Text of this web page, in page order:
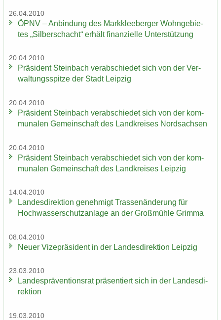
26.04.2010
ÖPNV – An­bin­dung des Mark­klee­ber­ger Wohn­ge­bie­
tes „Sil­ber­schacht“ er­hält fi­nan­zi­el­le Un­ter­stüt­zung
20.04.2010
Prä­si­dent Stein­bach ver­ab­schie­det sich von der Ver­
wal­tungs­spit­ze der Stadt Leip­zig
20.04.2010
Prä­si­dent Stein­bach ver­ab­schie­det sich von der kom­
mu­na­len Ge­mein­schaft des Land­krei­ses Nord­sach­sen
20.04.2010
Prä­si­dent Stein­bach ver­ab­schie­det sich von der kom­
mu­na­len Ge­mein­schaft des Land­krei­ses Leip­zig
14.04.2010
Lan­des­di­rek­ti­on ge­neh­migt Tras­sen­än­de­rung für
Hoch­was­ser­schutz­an­la­ge an der Groß­müh­le Grim­ma
08.04.2010
Neuer Vi­ze­prä­si­dent in der Lan­des­di­rek­ti­on Leip­zig
23.03.2010
Lan­des­prä­ven­ti­ons­rat prä­sen­tiert sich in der Lan­des­di­
rek­ti­on
19.03.2010